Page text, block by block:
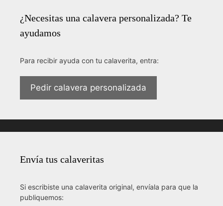
¿Necesitas una calavera personalizada? Te
ayudamos
Para recibir ayuda con tu calaverita, entra:
Pedir calavera personalizada
Envía tus calaveritas
Si escribiste una calaverita original, envíala para que la
publiquemos: